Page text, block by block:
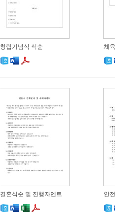
창립기념식 식순 체
결혼식순 및 진행자멘트 안